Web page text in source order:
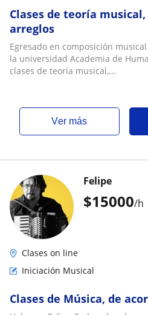
Clases de teoría
arreglos
Egresado en composición
la universidad Academia de
clases de teoría musical,...
ver más
$15000/h
Felipe
Clases on line
Iniciación Musical
Clases de Música, de